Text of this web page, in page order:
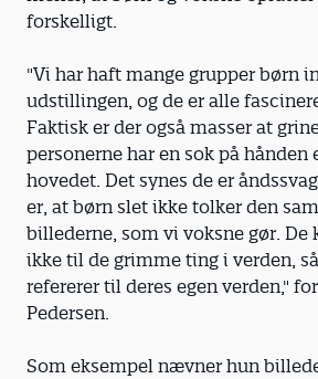
forskelligt.
"Vi har haft mange grupper børn
udstillingen, og de er alle
Faktisk er der også masser at
personerne har en sok på hånden
hovedet. Det synes de er
er, at børn slet ikke tolker den
billederne, som vi voksne gør. De
ikke til de grimme ting i verden,
refererer til deres egen verden,"
Pedersen.
Som eksempel nævner hun